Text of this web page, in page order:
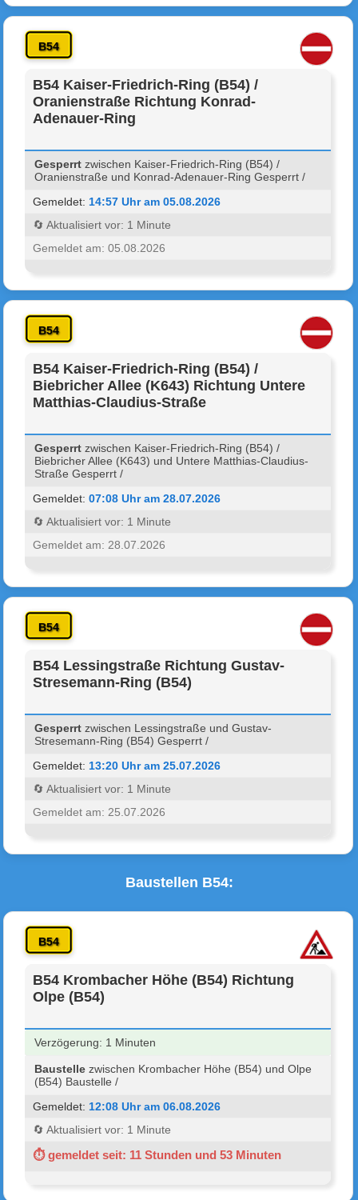
B54
B54 Kaiser-Friedrich-Ring (B54) /
Oranienstraße Richtung Konrad-
Adenauer-Ring
Gesperrt zwischen Kaiser-Friedrich-Ring (B54) /
Oranienstraße und Konrad-Adenauer-Ring Gesperrt /
Gemeldet: 14:57 Uhr am 05.08.2026
🔄 Aktualisiert vor: 1 Minute
Gemeldet am: 05.08.2026
B54
B54 Kaiser-Friedrich-Ring (B54) /
Biebricher Allee (K643) Richtung Untere
Matthias-Claudius-Straße
Gesperrt zwischen Kaiser-Friedrich-Ring (B54) /
Biebricher Allee (K643) und Untere Matthias-Claudius-
Straße Gesperrt /
Gemeldet:07:08 Uhr am 28.07.2026
🔄 Aktualisiert vor: 1 Minute
Gemeldet am: 28.07.2026
B54
B54 Lessingstraße Richtung Gustav-
Stresemann-Ring (B54)
Gesperrt zwischen Lessingstraße und Gustav-
Stresemann-Ring (B54) Gesperrt /
Gemeldet: 13:20 Uhr am 25.07.2026
🔄 Aktualisiert vor: 1 Minute
Gemeldet am: 25.07.2026
Baustellen B54:
B54
B54 Krombacher Höhe (B54) Richtung
Olpe (B54)
Verzögerung: 1 Minuten
Baustelle zwischen Krombacher Höhe (B54) und Olpe
(B54) Baustelle /
Gemeldet: 12:08 Uhr am 06.08.2026
🔄 Aktualisiert vor: 1 Minute
⏱ gemeldet seit: 11 Stunden und 53 Minuten